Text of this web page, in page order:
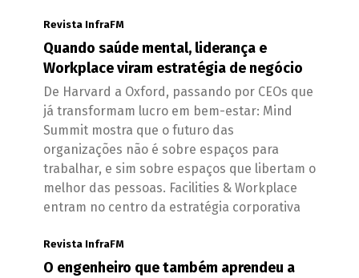
Revista InfraFM
Quando saúde mental, liderança e
Workplace viram estratégia de negócio
De Harvard a Oxford, passando por CEOs que
já transformam lucro em bem-estar: Mind
Summit mostra que o futuro das
organizações não é sobre espaços para
trabalhar, e sim sobre espaços que libertam o
melhor das pessoas. Facilities & Workplace
entram no centro da estratégia corporativa
Revista InfraFM
O engenheiro que também aprendeu a